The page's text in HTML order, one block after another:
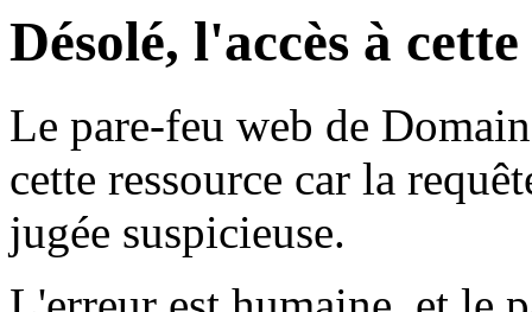
Désolé, l'accès à
Le pare-feu web de
cette ressource car la
jugée suspicieuse.